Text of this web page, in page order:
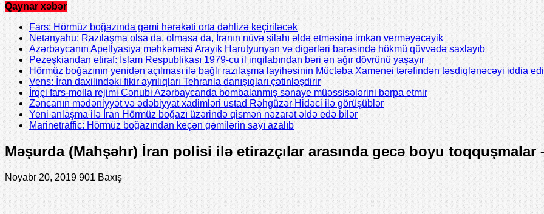
Qaynar xəbər
Fars: Hörmüz boğazında gəmi hərəkəti orta dəhlizə keçiriləcək
Netanyahu: Razılaşma olsa da, olmasa da, İranın nüvə silahı əldə etməsinə imkan verməyəcəyik
Azərbaycanın Apellyasiya məhkəməsi Arayik Harutyunyan və digərləri barəsində hökmü qüvvədə saxlayıb
Pezeşkiandan etiraf: İslam Respublikası 1979-cu il inqilabından bəri ən ağır dövrünü yaşayır
Hörmüz boğazının yenidən açılması ilə bağlı razılaşma layihəsinin Müctəba Xamenei tərəfindən təsdiqlənəcəyi iddia
Vens: İran daxilindəki fikir ayrılıqları Tehranla danışıqları çətinləşdirir
İrqçi fars-molla rejimi Cənubi Azərbaycanda bombalanmış sənaye müəssisələrini bərpa etmir
Zəncanın mədəniyyət və ədəbiyyat xadimləri ustad Rəhgüzər Hidəci ilə görüşüblər
Yeni anlaşma ilə İran Hörmüz boğazı üzərində qismən nəzarət əldə edə bilər
Marinetraffic: Hörmüz boğazından keçən gəmilərin sayı azalıb
Məşurda (Mahşəhr) İran polisi ilə etirazçılar arasında gecə boyu toqquşmalar
Noyabr 20, 2019 901 Baxış